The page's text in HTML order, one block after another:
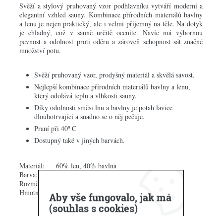
Svěží a stylový pruhovaný vzor podhlavníku vytváří moderní a
elegantní vzhled sauny. Kombinace přírodních materiálů bavlny
a lenu je nejen praktický, ale i velmi příjemný na těle. Na dotyk
je chladný, což v sauně určitě oceníte. Navíc má výbornou
pevnost a odolnost proti oděru a zároveň schopnost sát značné
množství potu.
Svěží pruhovaný vzor, ​​prodyšný materiál a skvělá savost.
Nejlepší kombinace přírodních materiálů bavlny a lenu,
který odolává teplu a vlhkosti sauny.
Díky odolnosti směsi lnu a bavlny je potah lavice
dlouhotrvající a snadno se o něj pečuje.
Praní při 40º C
Dostupný také v jiných barvách.
Materiál: 60% len, 40% bavlna
Barva: Béžová / Červená
Rozměry: Šířka 26 cm, délka 40 cm
Hmotnost: 0,22 kgAby vše fungovalo, jak má
(souhlas s cookies)